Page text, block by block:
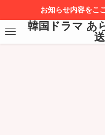
お知らせ内容をこ
韓国ドラマ あ